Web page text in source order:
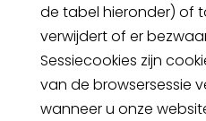
de tabel hieronder) of
verwijdert of er
Sessiecookies zijn
van de browsersessie
wanneer u onze